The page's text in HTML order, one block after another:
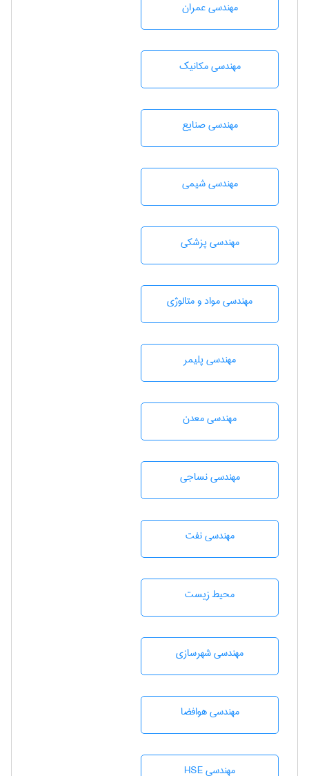
مهندسی عمران
مهندسی مکانیک
مهندسی صنايع
مهندسي شيمی
مهندسی پزشکی
مهندسی مواد و متالوژی
مهندسی پليمر
مهندسی معدن
مهندسي نساجی
مهندسی نفت
محيط زيست
مهندسی شهرسازی
مهندسی هوافضا
مهندسی HSE